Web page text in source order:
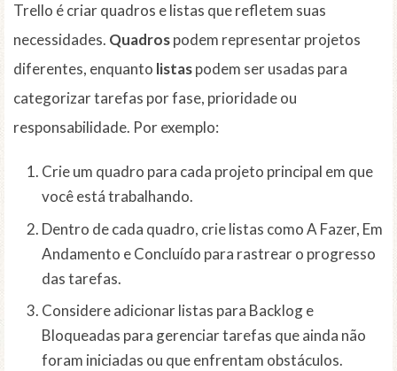
Trello é criar quadros e listas que refletem suas
necessidades. Quadrospodem representar projetos
diferentes, enquanto listaspodem ser usadas para
categorizar tarefas por fase, prioridade ou
responsabilidade. Por exemplo:
Crie um quadro para cada projeto principal em que
você está trabalhando.
Dentro de cada quadro, crie listas como A Fazer, Em
Andamento e Concluído para rastrear o progresso
das tarefas.
Considere adicionar listas para Backlog e
Bloqueadas para gerenciar tarefas que ainda não
foram iniciadas ou que enfrentam obstáculos.